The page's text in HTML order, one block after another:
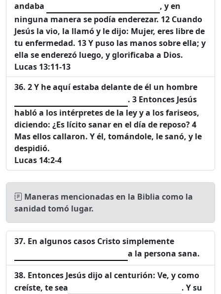
andaba
, y en
ninguna manera se podía enderezar. 12 Cuando
Jesús la vio, la llamó y le dijo: Mujer, eres libre de
tu enfermedad. 13 Y puso las manos sobre ella; y
ella se enderezó luego, y glorificaba a Dios.
Lucas 13:11-13
2 Y he aquí estaba delante de él un hombre
. 3 Entonces Jesús
habló a los intérpretes de la ley y a los fariseos,
diciendo: ¿Es lícito sanar en el día de reposo? 4
Mas ellos callaron. Y él, tomándole, le sanó, y le
despidió.
Lucas 14:2-4
Maneras mencionadas en la Biblia como la
sanidad tomó lugar.
En algunos casos Cristo simplemente
a la persona sana.
Entonces Jesús dijo al centurión: Ve, y como
creíste, te sea
. Y su